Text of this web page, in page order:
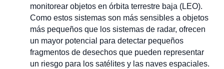
monitorear objetos en órbita terrestre baja (LEO).
Como estos sistemas son más sensibles a objetos
más pequeños que los sistemas de radar, ofrecen
un mayor potencial para detectar pequeños
fragmentos de desechos que pueden representar
un riesgo para los satélites y las naves espaciales.